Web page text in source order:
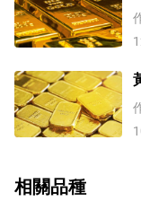
相關品種